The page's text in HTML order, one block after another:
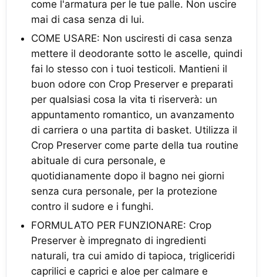
come l'armatura per le tue palle. Non uscire
mai di casa senza di lui.
COME USARE: Non usciresti di casa senza
mettere il deodorante sotto le ascelle, quindi
fai lo stesso con i tuoi testicoli. Mantieni il
buon odore con Crop Preserver e preparati
per qualsiasi cosa la vita ti riserverà: un
appuntamento romantico, un avanzamento
di carriera o una partita di basket. Utilizza il
Crop Preserver come parte della tua routine
abituale di cura personale, e
quotidianamente dopo il bagno nei giorni
senza cura personale, per la protezione
contro il sudore e i funghi.
FORMULATO PER FUNZIONARE: Crop
Preserver è impregnato di ingredienti
naturali, tra cui amido di tapioca, trigliceridi
caprilici e caprici e aloe per calmare e